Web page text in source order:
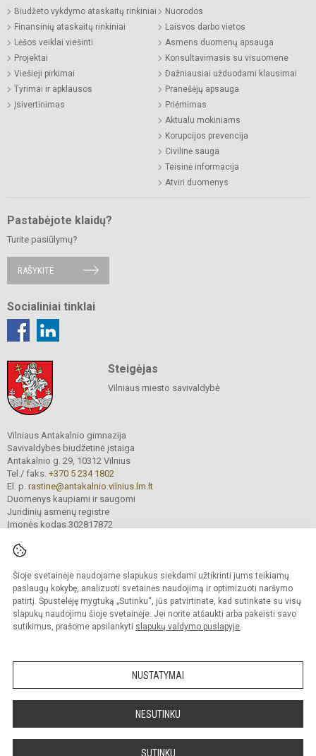
Šioje svetainėje naudojame slapukus siekdami užtikrinti jums teikiamų
paslaugų kokybę, analizuoti svetainės naudojimą ir optimizuoti naršymo
patirtį. Spustelėję mygtuką „Sutinku“, jūs patvirtinate, kad sutinkate su visų
slapukų naudojimu šioje svetainėje. Jei norite atšaukti arba pakeisti savo
sutikimus, prašome apsilankyti slapukų valdymo puslapyje.
NUSTATYMAI
NESUTINKU
SUTINKU
Biudžeto vykdymo ataskaitų rinkiniai
Finansinių ataskaitų rinkiniai
Lėšos veiklai viešinti
Projektai
Viešieji pirkimai
Tyrimai ir apklausos
Įsivertinimas
Nuorodos
Laisvos darbo vietos
Asmens duomenų apsauga
Konsultavimasis su visuomene
Dažniausiai užduodami klausimai
Pranešėjų apsauga
Priėmimas
Aktualu mokiniams
Korupcijos prevencija
Civilinė sauga
Teisinė informacija
Atviri duomenys
Pastabėjote klaidų?
Turite pasiūlymų?
RAŠYKITE
Socialiniai tinklai
Steigėjas
Vilniaus miesto savivaldybė
Vilniaus Antakalnio gimnazija
Savivaldybės biudžetinė įstaiga
Antakalnio g. 29, 10312 Vilnius
Tel./ faks. +370 5 234 1802
El. p. rastine@antakalnio.vilnius.lm.lt
Duomenys kaupiami ir saugomi
Juridinių asmenų registre
Įmonės kodas 302817872
© 2026. Vilniaus Antakalnio gimnazija. Visos teisės saugomos.
Kopijuoti turinį be raštiško gimnazijos sutikimo griežtai draudžiama.
Versija neįgaliesiems Slapukų valdymas